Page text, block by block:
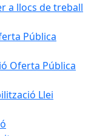
a llocs de treball
Pública
Oferta Pública
Llei